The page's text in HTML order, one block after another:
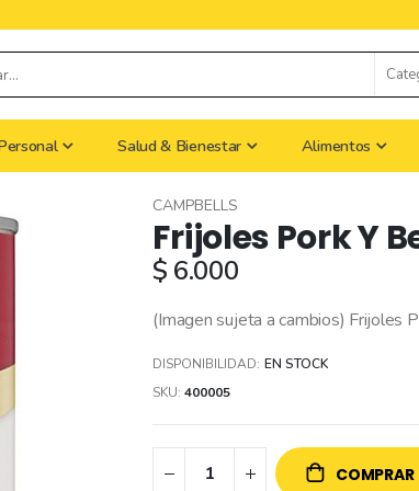
Salud & Bienestar Alimentos
Frijoles Pork Y
CAMPBELLS
$ 6.000
(Imagen sujeta a cambios)
DISPONIBILIDAD: EN STOCK
SKU 400005
COMPRAR